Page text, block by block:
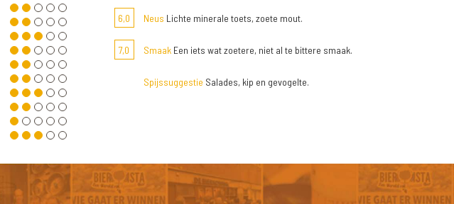
6,0 Neus Lichte minerale toets, zoete mout.
7,0 SmaakEen iets wat zoetere, niet al te bittere smaak.
Spijssuggestie Salades, kip en gevogelte.